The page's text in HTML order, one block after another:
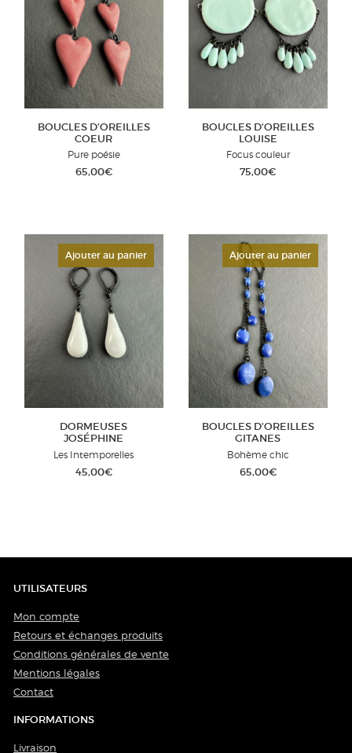
BOUCLES D’OREILLES
COEUR
Pure poésie
65,00€
BOUCLES D’OREILLES
LOUISE
Focus couleur
75,00€
DORMEUSES
JOSÉPHINE
Les Intemporelles
45,00€
Ajouter au panier
BOUCLES D’OREILLES
GITANES
Bohème chic
65,00€
Ajouter au panier
UTILISATEURS
Mon compte
Retours et échanges produits
Conditions générales de vente
Mentions légales
Contact
INFORMATIONS
Livraison